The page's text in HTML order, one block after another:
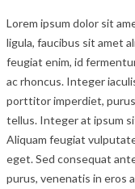
Lorem ipsum dolor sit
ligula, faucibus sit amet
feugiat enim, id
ac rhoncus. Integer
porttitor imperdiet,
tellus. Integer at ipsum
Aliquam feugiat
eget. Sed consequat
purus, venenatis in eros